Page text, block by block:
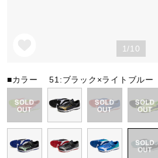
バドミントン
陸上競技
1/10
■カラー51:ブラック×ライトブルー